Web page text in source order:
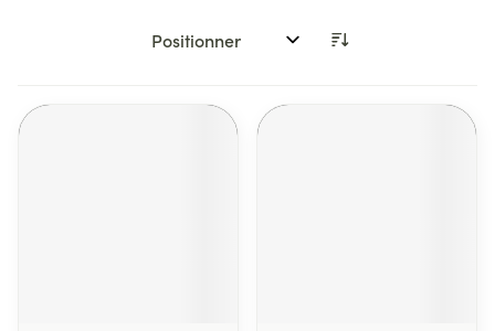
Trier par: